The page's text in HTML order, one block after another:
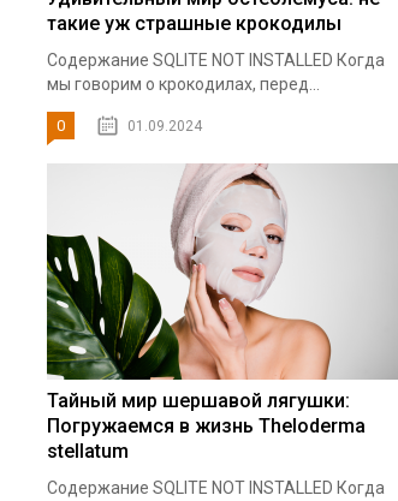
такие уж страшные крокодилы
Содержание SQLITE NOT INSTALLED Когда
мы говорим о крокодилах, перед...
0 01.09.2024
Тайный мир шершавой лягушки:
Погружаемся в жизнь Theloderma
stellatum
Содержание SQLITE NOT INSTALLED Когда